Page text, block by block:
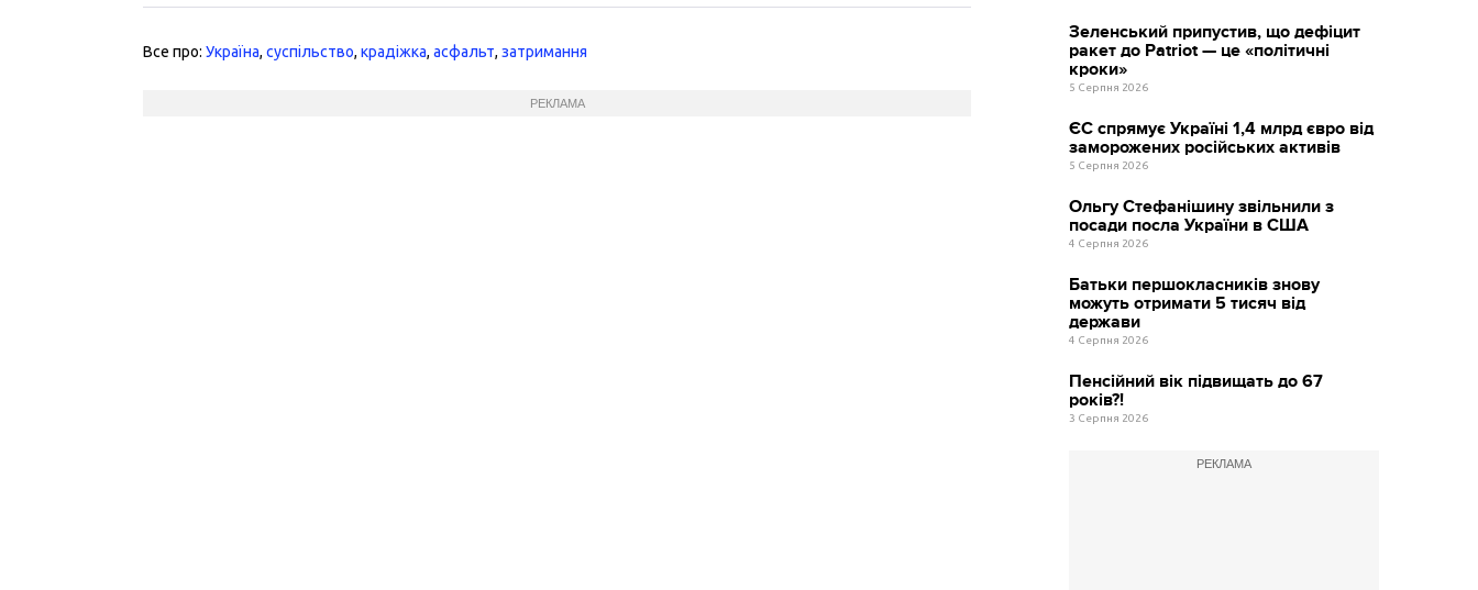
Все про:Україна,суспільство,крадіжка,асфальт,затримання
РЕКЛАМА
Зеленський припустив, що дефіцит
ракет до Patriot — це «політичні
кроки»
5 Серпня 2026
ЄС спрямує Україні 1,4 млрд євро від
заморожених російських активів
5 Серпня 2026
Ольгу Стефанішину звільнили з
посади посла України в США
4 Серпня 2026
Батьки першокласників знову
можуть отримати 5 тисяч від
держави
4 Серпня 2026
Пенсійний вік підвищать до 67
років?!
3 Серпня 2026
РЕКЛАМА